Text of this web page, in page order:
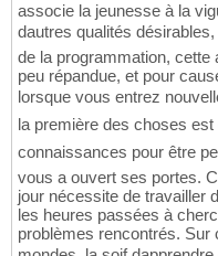
associe la jeunesse à la
dautres qualités
de la programmation, cette
peu répandue, et pour
lorsque vous entrez
la première des choses est
connaissances pour être
vous a ouvert ses portes.
jour nécessite de travailler
les heures passées à
problèmes rencontrés. Sur